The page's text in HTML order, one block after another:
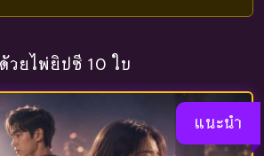
วยไพ่ยิปซี 10 ใบ
แนะนำ